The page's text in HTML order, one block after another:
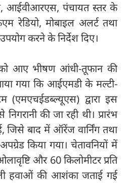
आईवीआरएस, पंचायत स्तर के
रेडियो, मोबाइल अलर्ट तथा
करने के निर्देश दिए।
आए भीषण आंधी-तूफान की
गया कि आईएमडी के मल्टी-
(एमएचईडब्ल्यूएस) द्वारा इस
की जा रही थी। प्रारंभ
जिसे बाद में ऑरेंज वार्निंग तथा
किया गया। चेतावनियों में
और 60 किलोमीटर प्रति
हवाओं की आशंका जताई गई